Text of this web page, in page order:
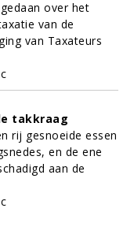
over het
van de
van Taxateurs
takkraag
rij gesnoeide essen
en de ene
aan de